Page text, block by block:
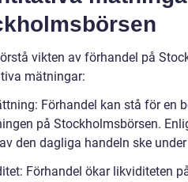
vikten av förhandel på
mätningar:
Förhandel kan stå för en
på Stockholmsbörsen.
den dagliga handeln ske
Förhandel ökar likviditeten